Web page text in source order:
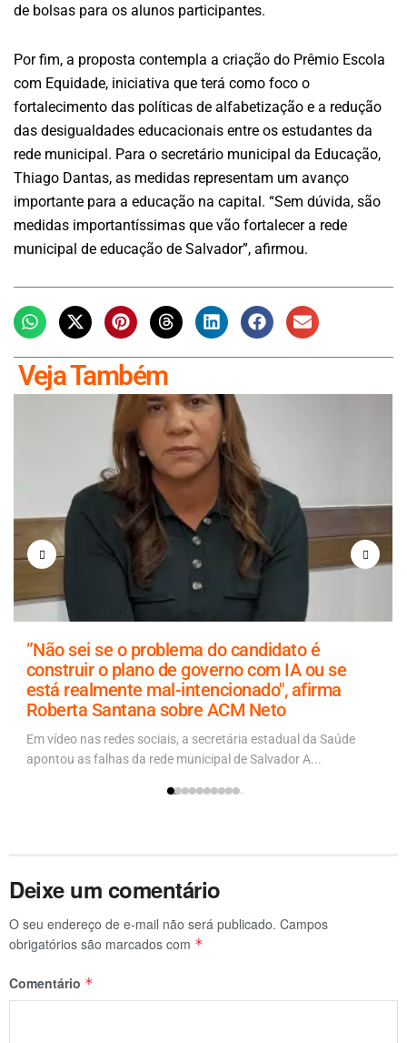
de bolsas para os alunos participantes.
Por fim, a proposta contempla a criação do Prêmio Escola
com Equidade, iniciativa que terá como foco o
fortalecimento das políticas de alfabetização e a redução
das desigualdades educacionais entre os estudantes da
rede municipal. Para o secretário municipal da Educação,
Thiago Dantas, as medidas representam um avanço
importante para a educação na capital. “Sem dúvida, são
medidas importantíssimas que vão fortalecer a rede
municipal de educação de Salvador”, afirmou.
Veja Também
”Não sei se o problema do candidato é
construir o plano de governo com IA ou se
está realmente mal-intencionado", afirma
Roberta Santana sobre ACM Neto
Em vídeo nas redes sociais, a secretária estadual da Saúde
apontou as falhas da rede municipal de Salvador A...
Deixe um comentário
O seu endereço de e-mail não será publicado. Campos
obrigatórios são marcados com *
Comentário *